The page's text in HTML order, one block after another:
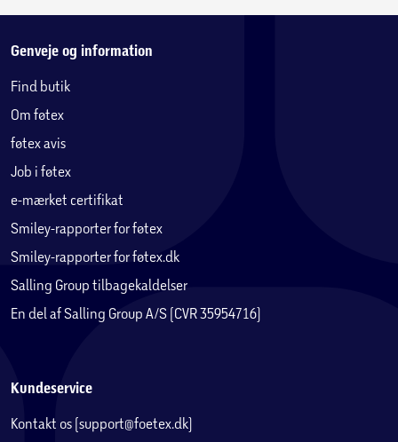
Genveje og information
Find butik
Om føtex
føtex avis
Job i føtex
e-mærket certifikat
Smiley-rapporter for føtex
Smiley-rapporter for føtex.dk
Salling Group tilbagekaldelser
En del af Salling Group A/S (CVR 35954716)
Kundeservice
Kontakt os (support@foetex.dk)